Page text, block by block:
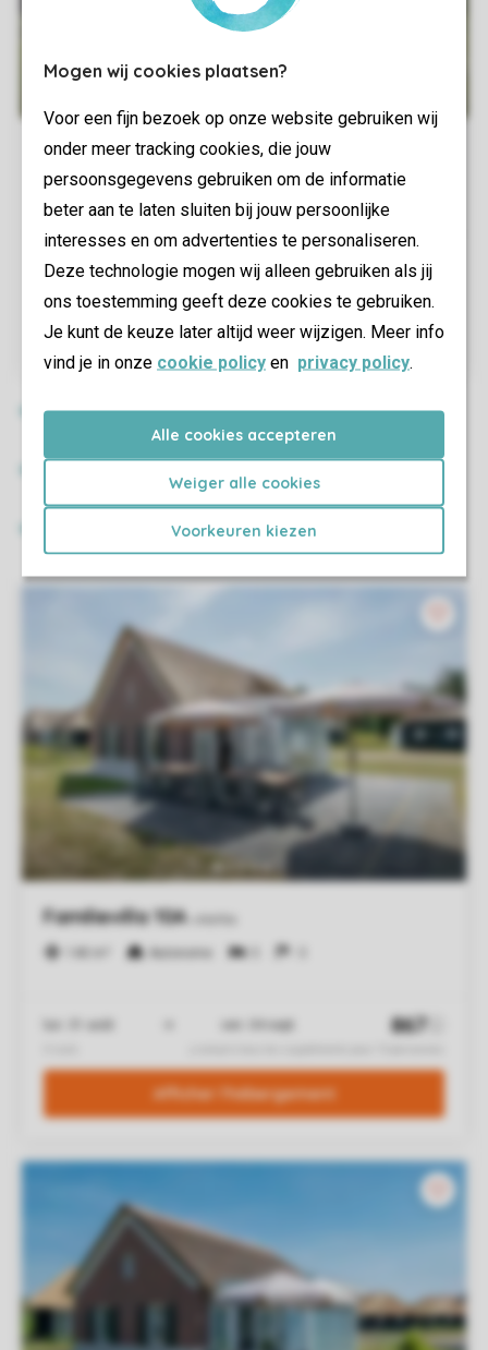
Mogen wij cookies plaatsen?
Voor een fijn bezoek op onze website gebruiken wij
onder meer tracking cookies, die jouw
persoonsgegevens gebruiken om de informatie
beter aan te laten sluiten bij jouw persoonlijke
interesses en om advertenties te personaliseren.
Deze technologie mogen wij alleen gebruiken als jij
ons toestemming geeft deze cookies te gebruiken.
Je kunt de keuze later altijd weer wijzigen. Meer info
vind je in onze cookie policy en privacy policy.
Alle cookies accepteren
Weiger alle cookies
Voorkeuren kiezen